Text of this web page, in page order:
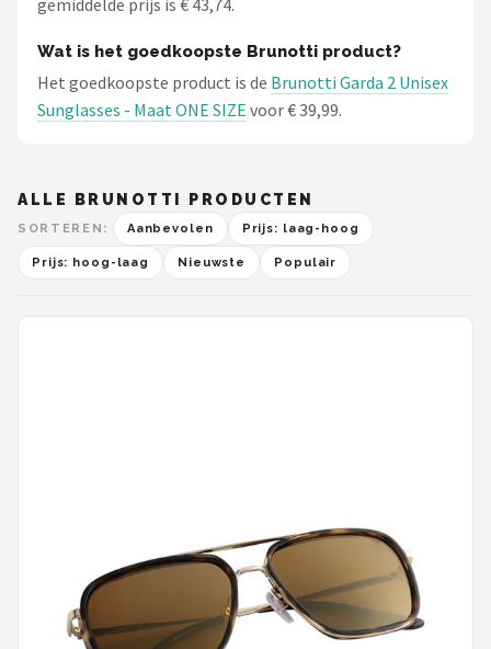
gemiddelde prijs is € 43,74.
Wat is het goedkoopste Brunotti product?
Het goedkoopste product is de Brunotti Garda 2 Unisex
Sunglasses - Maat ONE SIZE voor € 39,99.
ALLE BRUNOTTI PRODUCTEN
SORTEREN: Aanbevolen Prijs: laag-hoog
Prijs: hoog-laag Nieuwste Populair